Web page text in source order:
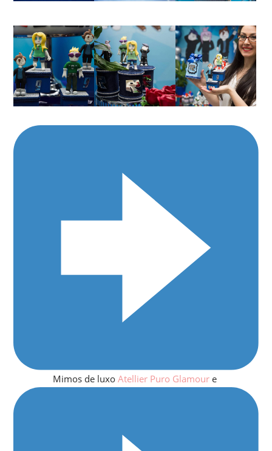
Mimos de luxo Atellier Puro Glamour e